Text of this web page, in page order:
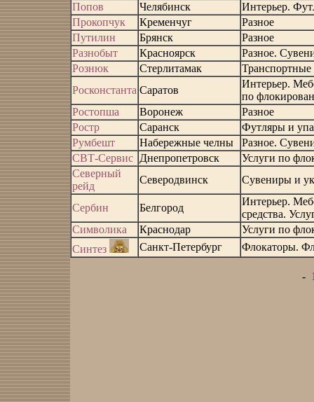
Попов
Челябинск
Интерьер.
Прокопчук
Кременчуг
Разное
Путилин
Брянск
Разное
Разнобыт
Красноярск
Разное.
Рознюк
Стерлитамак
Транспортные
Росконстанта Саратов
Интерьер.
по
Ростопша
Воронеж
Разное
Ростр
Саранск
Футляры и
Румбешт
Набережные челны
Разное.
СВТ-Сервис Днепропетровск
Услуги по
Северный
рейд
Северодвинск Сувениры и
Сербин Белгород
Интерьер.
средства.
Символика
Краснодар
Услуги по
Синтез
Санкт-Петербург Флокаторы.
-